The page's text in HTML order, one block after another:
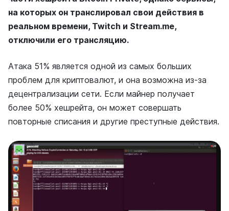
на которых он транслировал свои действия в
реальном времени, Twitch и Stream.me,
отключили его трансляцию.
Атака 51% является одной из самых больших
проблем для криптовалют, и она возможна из-за
децентрализации сети. Если майнер получает
более 50% хешрейта, он может совершать
повторные списания и другие преступные действия.